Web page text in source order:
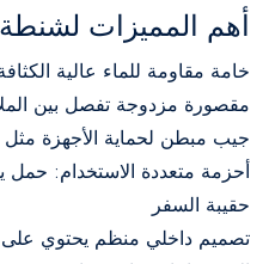
أهم المميزات
خامة مقاومة للماء عالية
مقصورة مزدوجة تفصل بين
جيب مبطن لحماية الأجهزة مثل
أحزمة متعددة الاستخدام: حمل
حقيبة السفر
تصميم داخلي منظم يحتوي على